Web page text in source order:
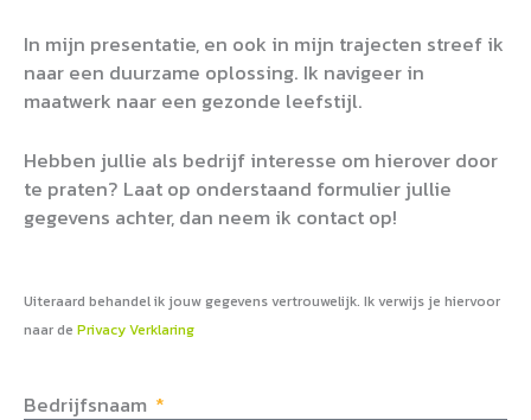
In mijn presentatie, en ook in mijn trajecten streef ik
naar een duurzame oplossing. Ik navigeer in
maatwerk naar een gezonde leefstijl.
Hebben jullie als bedrijf interesse om hierover door
te praten? Laat op onderstaand formulier jullie
gegevens achter, dan neem ik contact op!
Uiteraard behandel ik jouw gegevens vertrouwelijk. Ik verwijs je hiervoor
naar de Privacy Verklaring
Bedrijfsnaam